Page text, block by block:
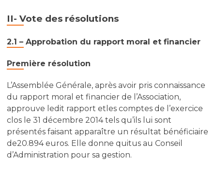
II- Vote des résolutions
2.1 – Approbation du rapport moral et financier
Première résolution
L’Assemblée Générale, après avoir pris connaissance
du rapport moral et financier de l’Association,
approuve ledit rapport etles comptes de l’exercice
clos le 31 décembre 2014 tels qu’ils lui sont
présentés faisant apparaître un résultat bénéficiaire
de20.894 euros. Elle donne quitus au Conseil
d’Administration pour sa gestion.